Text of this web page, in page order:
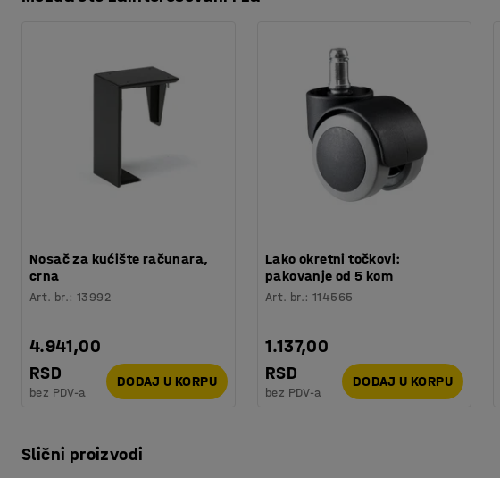
Orijentaciono vreme potrebno za montažu
Nosač za kućište računara,
crna
Art. br.:13992
4.941,00
RSD
bez PDV-a
DODAJ U KORPU
Lako okretni točkovi:
pakovanje od 5 kom
Art. br.:114565
1.137,00
RSD
bez PDV-a
DODAJ U KORPU
Slični proizvodi